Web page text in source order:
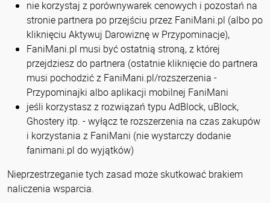
nie korzystaj z porównywarek cenowych i pozostań na
stronie partnera po przejściu przez FaniMani.pl (albo po
kliknięciu Aktywuj Darowiznę w Przypominacje),
FaniMani.pl musi być ostatnią stroną, z której
przejdziesz do partnera (ostatnie kliknięcie do partnera
musi pochodzić z FaniMani.pl/rozszerzenia -
Przypominajki albo aplikacji mobilnej FaniMani
jeśli korzystasz z rozwiązań typu AdBlock, uBlock,
Ghostery itp. - wyłącz te rozszerzenia na czas zakupów
i korzystania z FaniMani (nie wystarczy dodanie
fanimani.pl do wyjątków)
Nieprzestrzeganie tych zasad może skutkować brakiem
naliczenia wsparcia.